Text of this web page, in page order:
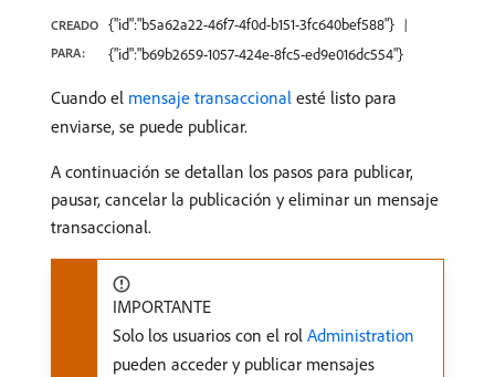
CREADO
PARA:
{"id":"b5a62a22-46f7-4f0d-b151-3fc640bef588"}
{"id":"b69b2659-1057-424e-8fc5-ed9e016dc554"}
Cuando el mensaje transaccional esté listo para
enviarse, se puede publicar.
A continuación se detallan los pasos para publicar,
pausar, cancelar la publicación y eliminar un mensaje
transaccional.
IMPORTANTE
Solo los usuarios con el rol Administration
pueden acceder y publicar mensajes